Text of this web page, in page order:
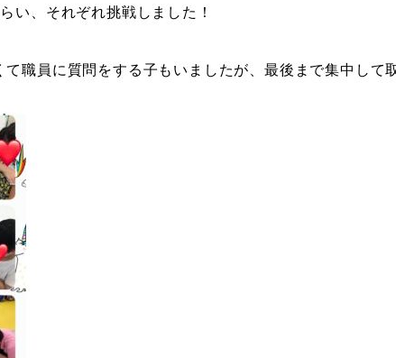
い、それぞれ挑戦しました！
職員に質問をする子もいましたが、最後まで集中して